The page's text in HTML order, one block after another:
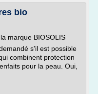
bio
marque BIOSOLIS
s'il est possible
combinent protection
pour la peau. Oui,